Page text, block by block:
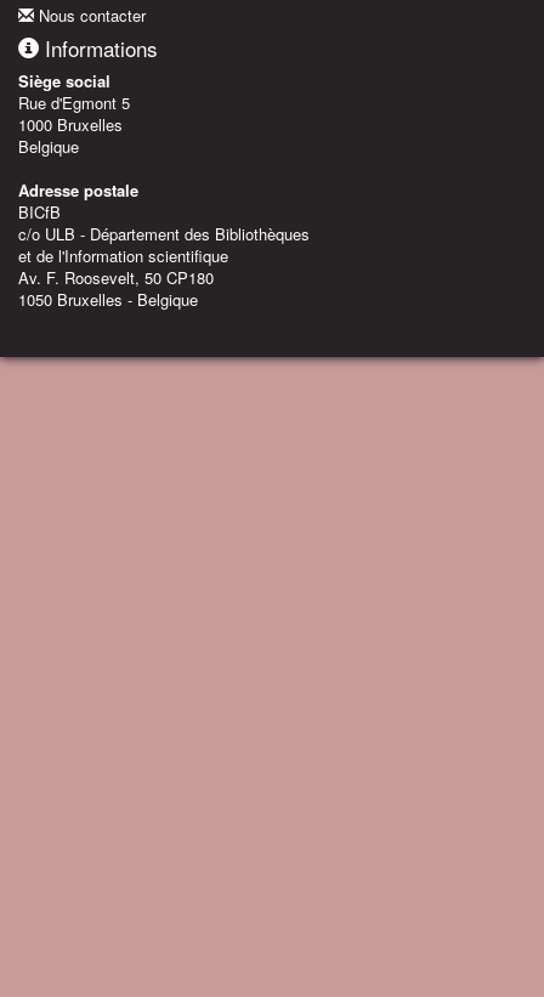
Nous contacter
Informations
Siège social
Rue d'Egmont 5
1000 Bruxelles
Belgique
Adresse postale
BICfB
c/o ULB - Département des Bibliothèques
et de l'Information scientifique
Av. F. Roosevelt, 50 CP180
1050 Bruxelles - Belgique